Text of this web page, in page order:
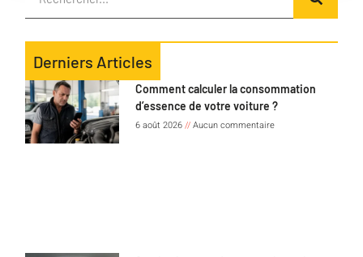
Derniers Articles
Comment calculer la consommation
d’essence de votre voiture ?
6 août 2026 Aucun commentaire